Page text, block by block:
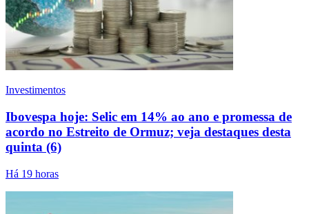
Investimentos
Ibovespa hoje: Selic em 14% ao ano e promessa de
acordo no Estreito de Ormuz; veja destaques desta
quinta (6)
Há 19 horas